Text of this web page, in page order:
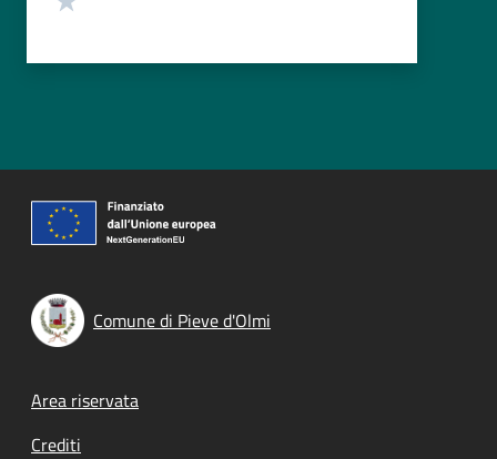
Comune di Pieve d'Olmi
Footer menu
Area riservata
Crediti